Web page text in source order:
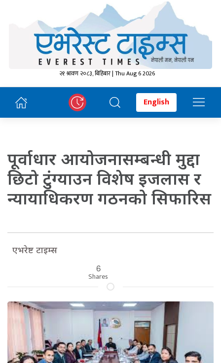
२१ श्रावण २०८३, बिहिबार | Thu Aug 6 2026
English
पूर्वाधार आयोजनासम्बन्धी मुद्दा
छिटो टुंग्याउन विशेष इजलास र
न्यायाधिकरण गठनको सिफारिस
एभरेष्ट टाइम्स
6
Shares